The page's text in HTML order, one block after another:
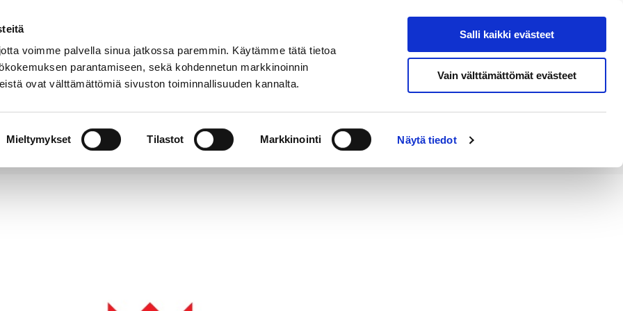
voimme palvella sinua jatkossa paremmin. Käytämme tätä tietoa
parantamiseen, sekä kohdennetun markkinoinnin
ovat välttämättömiä sivuston toiminnallisuuden kannalta.
Mieltymykset Tilastot Markkinointi Näytä tiedot
Salli kaikki evästeet
Vain välttämättömät evästeet
Hae sivustolta